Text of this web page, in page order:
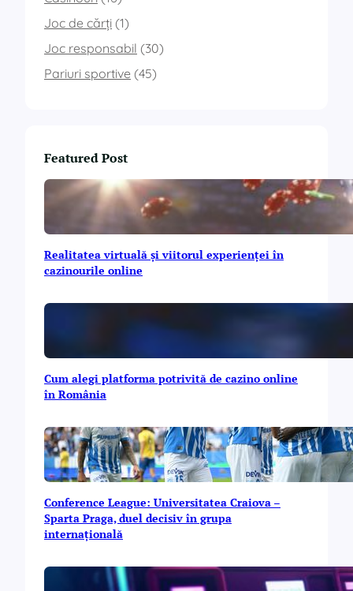
Joc de cărți (1)
Joc responsabil (30)
Pariuri sportive (45)
Featured Post
Realitatea virtuală și viitorul experienței în
cazinourile online
Cum alegi platforma potrivită de cazino online
în România
Conference League: Universitatea Craiova –
Sparta Praga, duel decisiv în grupa
internațională